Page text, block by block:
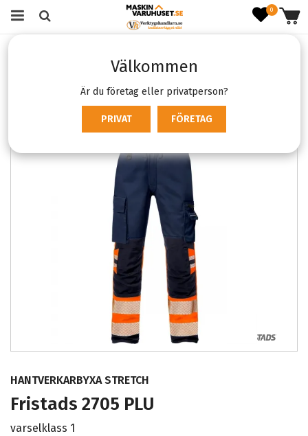
0
Välkommen
Är du företag eller privatperson?
PRIVAT FÖRETAG
Fristads 2705 PLU
HANTVERKARBYXA STRETCH
Fristads 2705 PLU
varselklass 1